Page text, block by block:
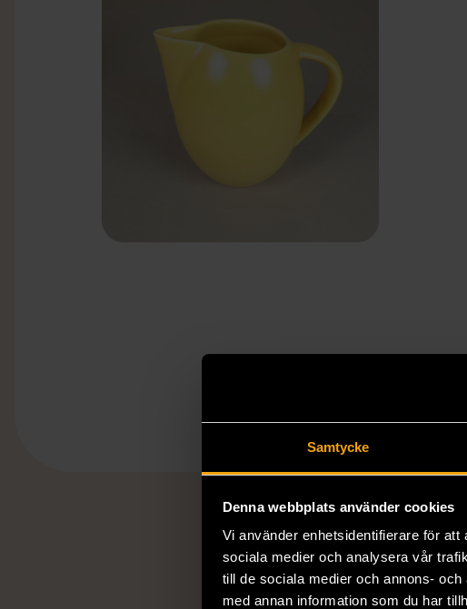
Samtycke
Denna webbplats använder cookies
Vi använder enhetsidentifierare för
sociala medier och analysera vår
till de sociala medier och annons-
med annan information som du har
FRÅN